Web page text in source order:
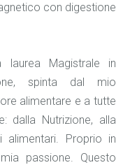
con digestione
Magistrale in
spinta dal mio
alimentare e a tutte
dalla Nutrizione, alla
Proprio in
passione. Questo